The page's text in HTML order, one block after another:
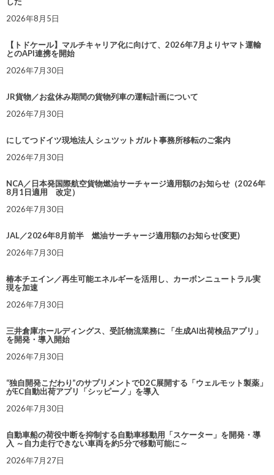
2026年8月5日
【トドケール】マルチキャリア化に向けて、2026年7月よりヤマト運輸
とのAPI連携を開始
2026年7月30日
JR貨物／お盆休み期間の貨物列車の運転計画について
2026年7月30日
にしてつドイツ現地法人 シュツットガルト事務所移転のご案内
2026年7月30日
NCA／日本発国際航空貨物燃油サーチャージ適用額のお知らせ（2026年
8月1日適用 改定）
2026年7月30日
JAL／2026年8月前半 燃油サーチャージ適用額のお知らせ(変更)
2026年7月30日
椿本チエイン／再生可能エネルギーを活用し、カーボンニュートラル実
現を加速
2026年7月30日
三井倉庫ホールディングス、受託物流業務に 「生成AI出荷検品アプリ」
を開発・導入開始
2026年7月30日
“独自開発こだわり”のサプリメントでD2C展開する「ウェルモット製薬」
がEC自動出荷アプリ「シッピーノ」を導入
2026年7月30日
自動車船の荷役中断を抑制する自動車移動用「スケーター」を開発・導
入 ～自力走行できない車両を約5分で移動可能に～
2026年7月27日